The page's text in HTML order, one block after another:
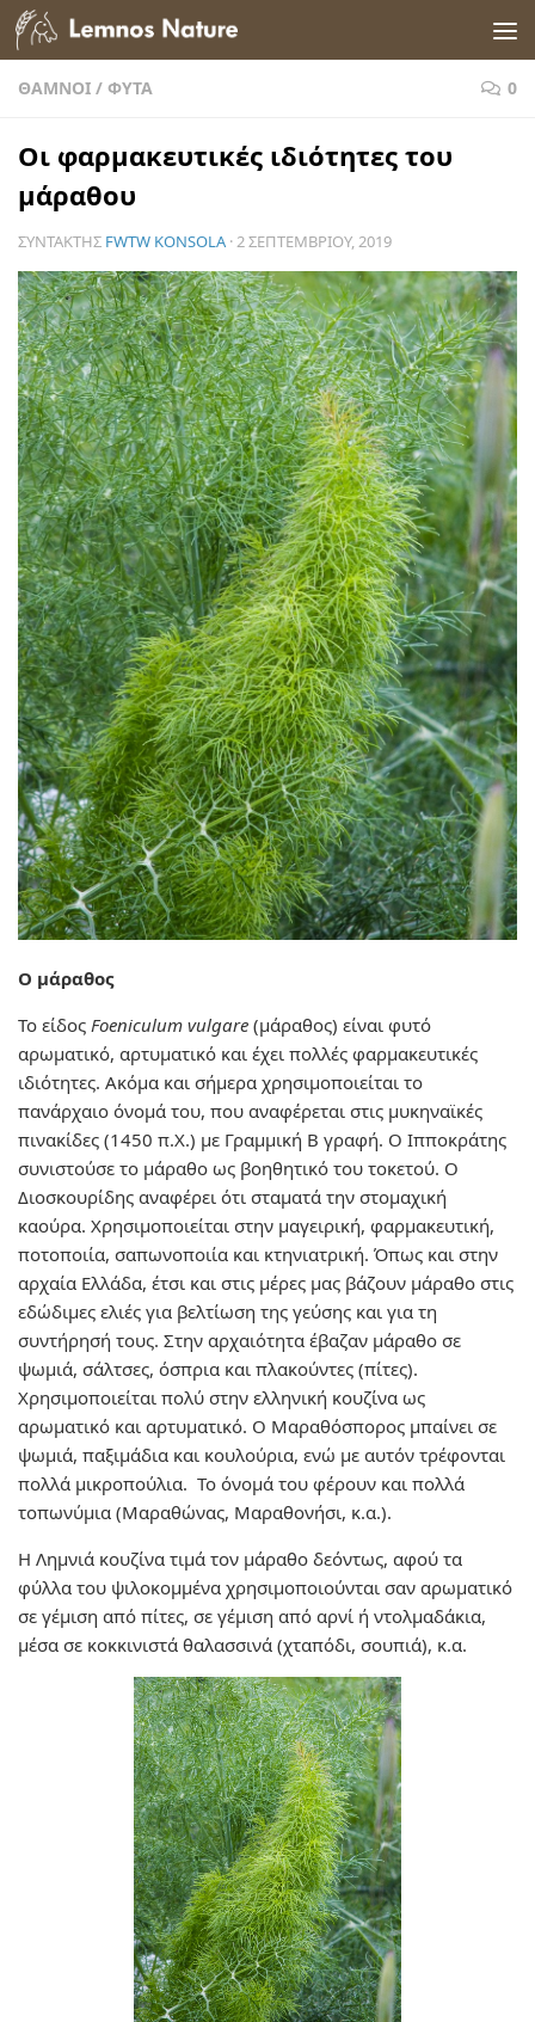
Skip to content
ΘΆΜΝΟΙ / ΦΥΤΆ 0
Οι φαρμακευτικές ιδιότητες του
μάραθου
ΣΥΝΤΆΚΤΗΣ FWTW KONSOLA ·2 ΣΕΠΤΕΜΒΡΊΟΥ, 2019
Ο μάραθος
Το είδος Foeniculum vulgare (μάραθος) είναι φυτό
αρωματικό, αρτυματικό και έχει πολλές φαρμακευτικές
ιδιότητες. Ακόμα και σήμερα χρησιμοποιείται το
πανάρχαιο όνομά του, που αναφέρεται στις μυκηναϊκές
πινακίδες (1450 π.Χ.) με Γραμμική Β γραφή. Ο Ιπποκράτης
συνιστούσε το μάραθο ως βοηθητικό του τοκετού. Ο
Διοσκουρίδης αναφέρει ότι σταματά την στομαχική
καούρα. Χρησιμοποιείται στην μαγειρική, φαρμακευτική,
ποτοποιία, σαπωνοποιία και κτηνιατρική. Όπως και στην
αρχαία Ελλάδα, έτσι και στις μέρες μας βάζουν μάραθο στις
εδώδιμες ελιές για βελτίωση της γεύσης και για τη
συντήρησή τους. Στην αρχαιότητα έβαζαν μάραθο σε
ψωμιά, σάλτσες, όσπρια και πλακούντες (πίτες).
Χρησιμοποιείται πολύ στην ελληνική κουζίνα ως
αρωματικό και αρτυματικό. Ο Μαραθόσπορος μπαίνει σε
ψωμιά, παξιμάδια και κουλούρια, ενώ με αυτόν τρέφονται
πολλά μικροπούλια. Το όνομά του φέρουν και πολλά
τοπωνύμια (Μαραθώνας, Μαραθονήσι, κ.α.).
Η Λημνιά κουζίνα τιμά τον μάραθο δεόντως, αφού τα
φύλλα του ψιλοκομμένα χρησιμοποιούνται σαν αρωματικό
σε γέμιση από πίτες, σε γέμιση από αρνί ή ντολμαδάκια,
μέσα σε κοκκινιστά θαλασσινά (χταπόδι, σουπιά), κ.α.